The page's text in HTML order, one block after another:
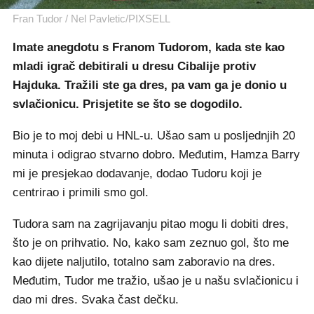
Fran Tudor / Nel Pavletic/PIXSELL
Imate anegdotu s Franom Tudorom, kada ste kao
mladi igrač debitirali u dresu Cibalije protiv
Hajduka. Tražili ste ga dres, pa vam ga je donio u
svlačionicu. Prisjetite se što se dogodilo.
Bio je to moj debi u HNL-u. Ušao sam u posljednjih 20
minuta i odigrao stvarno dobro. Međutim, Hamza Barry
mi je presjekao dodavanje, dodao Tudoru koji je
centrirao i primili smo gol.
Tudora sam na zagrijavanju pitao mogu li dobiti dres,
što je on prihvatio. No, kako sam zeznuo gol, što me
kao dijete naljutilo, totalno sam zaboravio na dres.
Međutim, Tudor me tražio, ušao je u našu svlačionicu i
dao mi dres. Svaka čast dečku.